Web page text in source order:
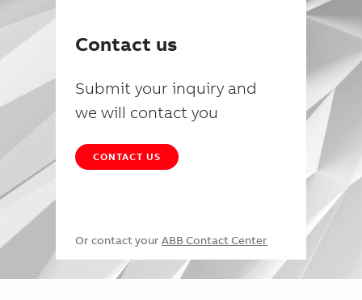
Contact us
Submit your inquiry and
we will contact you
CONTACT US
Or contact your ABB Contact Center